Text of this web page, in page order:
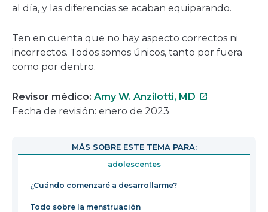
al día, y las diferencias se acaban equiparando.
Ten en cuenta que no hay aspecto correctos ni
incorrectos. Todos somos únicos, tanto por fuera
como por dentro.
Revisor médico: Amy W. Anzilotti, MD Este
en
ventana
Fecha de revisión: enero de 2023
MÁS SOBRE ESTE TEMA PARA:
adolescentes
¿Cuándo comenzaré a desarrollarme?
Todo sobre la menstruación